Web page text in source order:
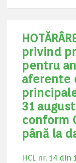
privind
pentru
aferente
31
conform
până la
HCL nr. 14 din